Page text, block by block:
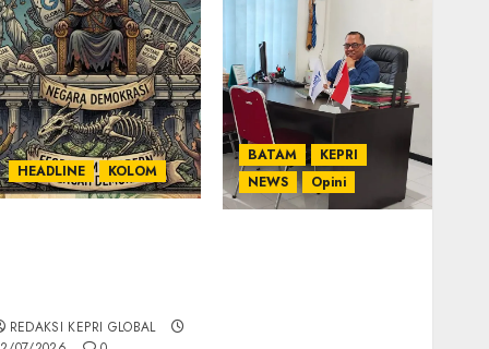
HEADLINE KOLOM
REDAKSI KEPRI GLOBAL
BATAM
KEPRI
NEWS
Opini